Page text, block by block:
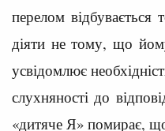
перелом відбувається
діяти не тому, що
усвідомлює
слухняності до
«дитяче Я» помирає,